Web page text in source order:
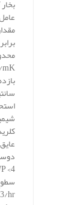
برابر
<4
hr